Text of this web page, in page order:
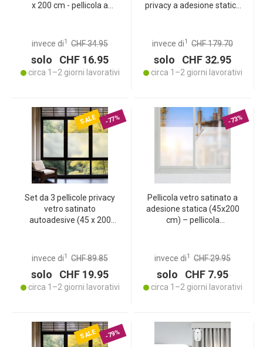
x 200 cm - pellicola a
calore, ideale per finestre,
invece di1 CHF 34.95
solo CHF 16.95
circa 1–2 giorni lavorativi
privacy a adesione statica
ufficio, spogliatoio -
invece di1 CHF 179.70
solo CHF 32.95
circa 1–2 giorni lavorativi
SALE -77%
Set da 3 pellicole privacy
vetro satinato
autoadesive (45 x 200
ufficio. Applicazione senza
invece di1 CHF 89.85
solo CHF 19.95
circa 1–2 giorni lavorativi
-73%
Pellicola vetro satinato a
adesione statica (45x200
cm) – pellicola
finestre autoadesiva
invece di1 CHF 29.95
solo CHF 7.95
circa 1–2 giorni lavorativi
SALE -79%